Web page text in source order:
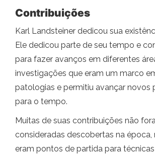
Contribuições
Karl Landsteiner dedicou sua
Ele dedicou parte de seu tempo e
para fazer avanços em diferentes
investigações que eram um marco
patologias e permitiu avançar novos
para o tempo.
Muitas de suas contribuições não
consideradas descobertas na época,
eram pontos de partida para